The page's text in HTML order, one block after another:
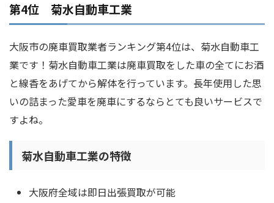
第4位 菊水自動車工業
大阪市の廃車買取業者ランキング第4位は、菊水自動車工
業です！菊水自動車工業は廃車買取をした車の全てにお酒
と線香をあげてから解体を行っています。長年使用した思
いの詰まった愛車を廃車にするならとても良いサービスで
すよね。
菊水自動車工業の特徴
大阪府全域は即日出張買取が可能